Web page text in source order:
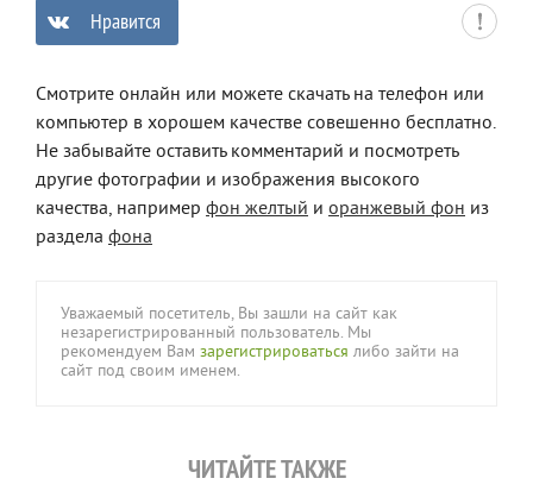
Нравится
Смотрите онлайн или можете скачать на телефон или
компьютер в хорошем качестве совешенно бесплатно.
Не забывайте оставить комментарий и посмотреть
другие фотографии и изображения высокого
качества, например фон желтый и оранжевый фон из
раздела фона
Уважаемый посетитель, Вы зашли на сайт как
незарегистрированный пользователь. Мы
рекомендуем Вам зарегистрироваться либо зайти на
сайт под своим именем.
ЧИТАЙТЕ ТАКЖЕ